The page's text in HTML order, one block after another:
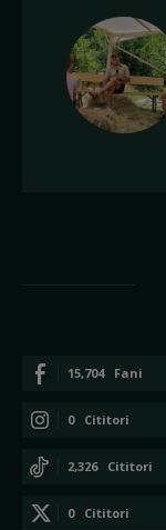
15,704 Fani
0 Cititori
2,326 Cititori
0 Cititori